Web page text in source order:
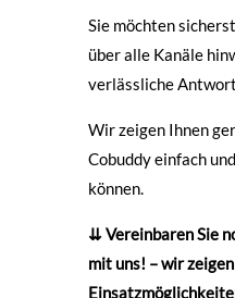
Sie möchten
über alle Kanäle
verlässliche
Wir zeigen Ihnen
Cobuddy einfach
können.
⇊ Vereinbaren Sie
mit uns! – wir